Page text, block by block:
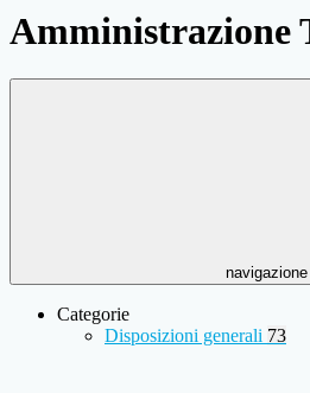
Amministrazione
navigazione
Categorie
Disposizioni generali 73